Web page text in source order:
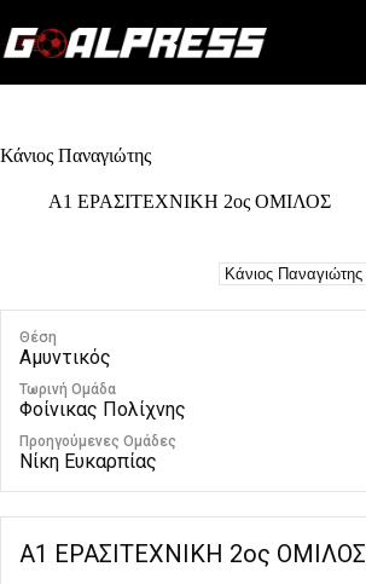
to
content
Κάνιος Παναγιώτης
Α1 ΕΡΑΣΙΤΕΧΝΙΚΗ 2ος ΟΜΙΛΟΣ
Θέση
Αμυντικός
Τωρινή Ομάδα
Φοίνικας Πολίχνης
Προηγούμενες Ομάδες
Νίκη Ευκαρπίας
Α1 ΕΡΑΣΙΤΕΧΝΙΚΗ 2ος ΟΜΙΛΟΣ